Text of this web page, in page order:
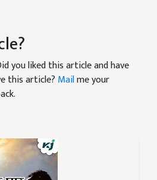
you liked this article and have
this article? Mailme your